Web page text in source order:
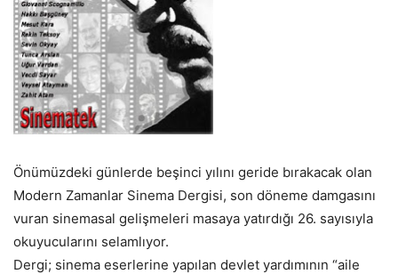
Önümüzdeki günlerde beşinci yılını geride bırakacak olan
Modern Zamanlar Sinema Dergisi, son döneme damgasını
vuran sinemasal gelişmeleri masaya yatırdığı 26. sayısıyla
okuyucularını selamlıyor.
Dergi; sinema eserlerine yapılan devlet yardımının “aile